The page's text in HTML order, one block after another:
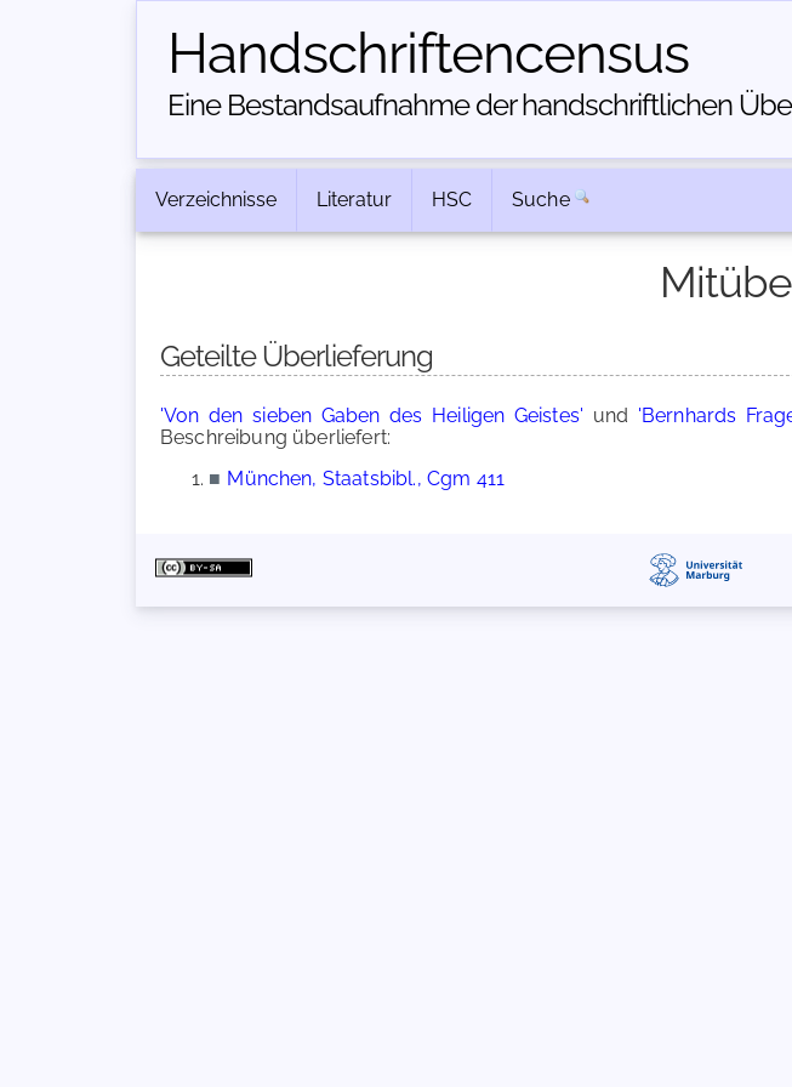
Handschriften­census
Eine Bestandsaufnahme der handschriftlichen
Verzeichnisse Literatur HSC Suche
Geteilte Überlieferung
'Von den sieben Gaben des Heiligen Geistes' und 'Bernhards
Beschreibung überliefert:
■ München, Staatsbibl., Cgm 411